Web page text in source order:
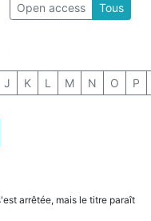
Open access Tous
J K L M N O P
arrêtée, mais le titre paraît